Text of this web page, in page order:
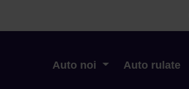
Auto noi Auto rulate